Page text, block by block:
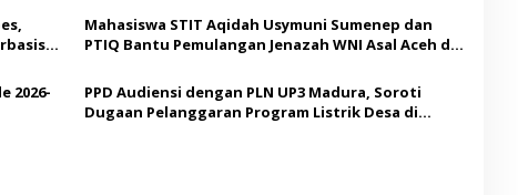
Mahasiswa STIT Aqidah Usymuni Sumenep dan
PTIQ Bantu Pemulangan Jenazah WNI Asal Aceh di
2026-
PPD Audiensi dengan PLN UP3 Madura, Soroti
Dugaan Pelanggaran Program Listrik Desa di